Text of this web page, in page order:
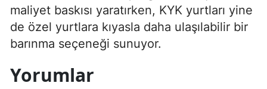
maliyet baskısı yaratırken, KYK yurtları yine
de özel yurtlara kıyasla daha ulaşılabilir bir
barınma seçeneği sunuyor.
Yorumlar